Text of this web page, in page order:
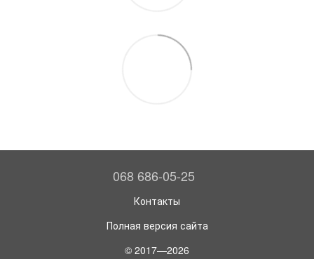
068 686-05-25
Контакты
Полная версия сайта
© 2017—2026